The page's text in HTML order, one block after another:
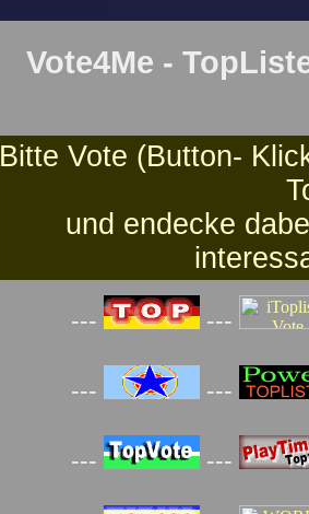
Vote4Me -
Bitte Vote (Button-
und endecke
--- ---
--- ---
--- ---